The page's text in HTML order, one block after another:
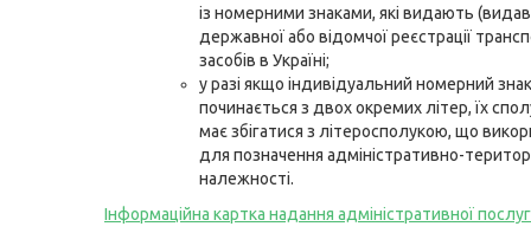
із номерними знаками, які видають
державної або відомчої реєстрації
засобів в Україні;
у разі якщо індивідуальний номерний знак
починається з двох окремих літер, їх
має збігатися з літеросполукою, що
для позначення адміністративно-
належності.
Інформаційна картка надання адміністративної